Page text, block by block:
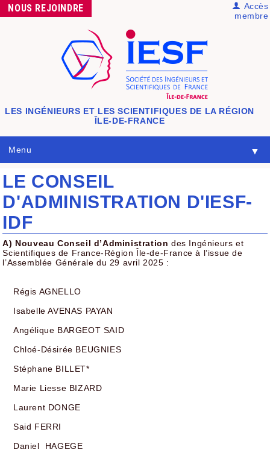
LES INGÉNIEURS ET LES SCIENTIFIQUES DE LA RÉGION
ÎLE-DE-FRANCE
Accès
membre
NOUS REJOINDRE
Menu ▼
LE CONSEIL
D'ADMINISTRATION D'IESF-
IDF
A) Nouveau Conseil d’Administration des Ingénieurs et
Scientifiques de France-Région Île-de-France à l’issue de
l’Assemblée Générale du 29 avril 2025 :
Régis AGNELLO
Isabelle AVENAS PAYAN
Angélique BARGEOT SAID
Chloé-Désirée BEUGNIES
Stéphane BILLET*
Marie Liesse BIZARD
Laurent DONGE
Said FERRI
Daniel HAGEGE